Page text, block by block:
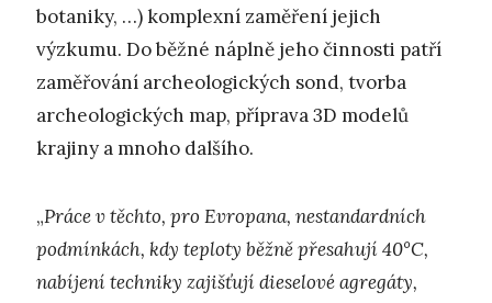
botaniky, …) komplexní zaměření jejich
výzkumu. Do běžné náplně jeho činnosti patří
zaměřování archeologických sond, tvorba
archeologických map, příprava 3D modelů
krajiny a mnoho dalšího.
„Práce v těchto, pro Evropana, nestandardních
podmínkách, kdy teploty běžně přesahují 40°C,
nabíjení techniky zajišťují dieselové agregáty,